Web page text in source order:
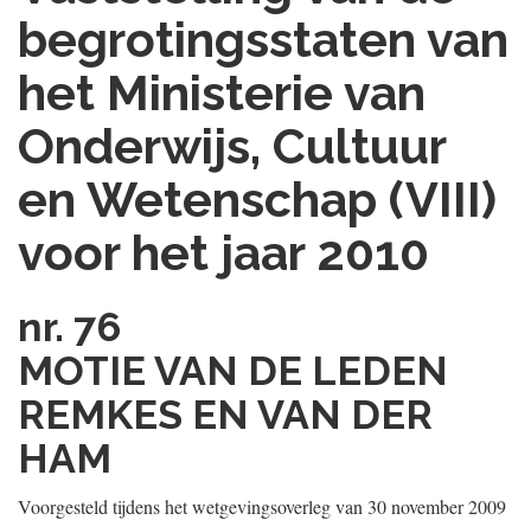
begrotingsstaten van
het Ministerie van
Onderwijs, Cultuur
en Wetenschap (VIII)
voor het jaar 2010
nr. 76
MOTIE VAN DE LEDEN
REMKES EN VAN DER
HAM
Voorgesteld tijdens het wetgevingsoverleg van 30 november 2009